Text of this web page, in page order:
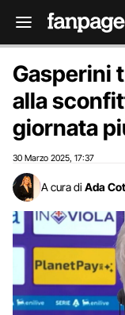
Gasperini
alla
giornata
30 Marzo 2025 17:37
A cura di Ada